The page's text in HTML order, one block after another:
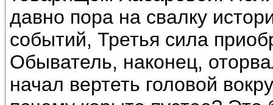
давно пора на свалку
событий, Третья сила
Обыватель, наконец,
начал вертеть головой